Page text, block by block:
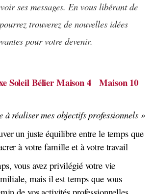
ses messages. En vous libérant de
trouverez de nouvelles idées
pour votre devenir.
Soleil Bélier Maison 4 Maison 10
à réaliser mes objectifs professionnels »
un juste équilibre entre le temps que
à votre famille et à votre travail
vous avez privilégié votre vie
mais il est temps que vous